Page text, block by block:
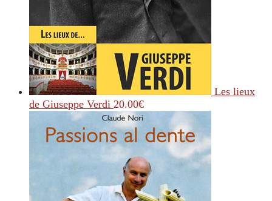
Les lieux
de Giuseppe Verdi 20.00€